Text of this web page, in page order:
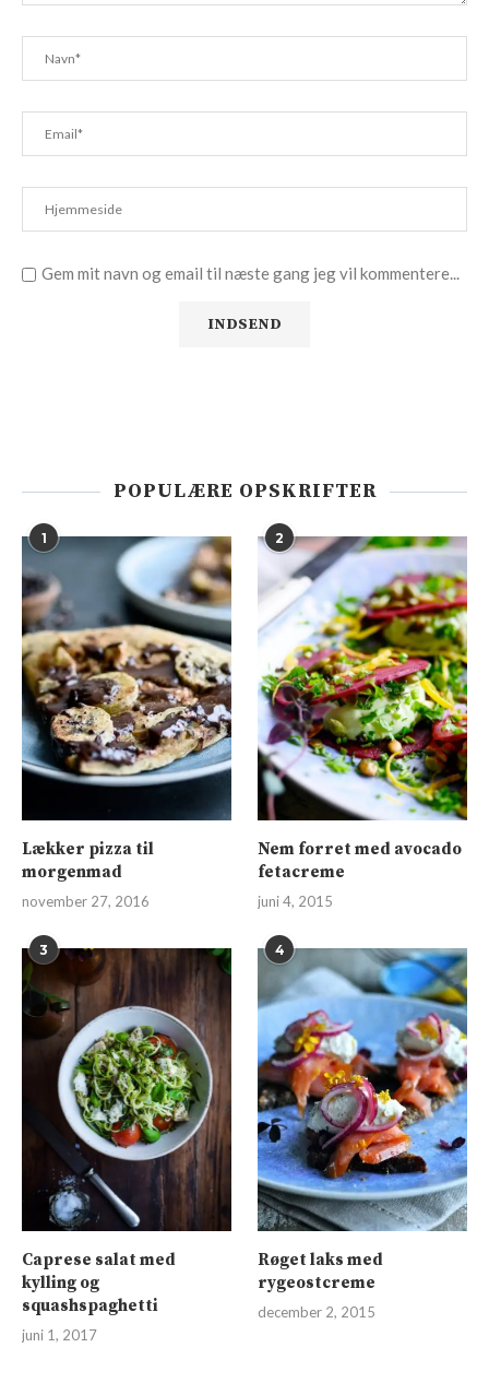
Gem mit navn og email til næste gang jeg vil kommentere...
POPULÆRE OPSKRIFTER
1
Lækker pizza til
morgenmad
november 27, 2016
2
Nem forret med avocado
fetacreme
juni 4, 2015
3
Caprese salat med
kylling og
squashspaghetti
juni 1, 2017
4
Røget laks med
rygeostcreme
december 2, 2015